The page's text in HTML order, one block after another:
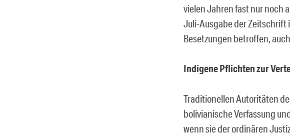
vielen Jahren fast nur noch
Juli-Ausgabe der Zeitschrift
Besetzungen betroffen,
Indigene Pflichten zur
Traditionellen Autoritäten
bolivianische Verfassung
wenn sie der ordinären